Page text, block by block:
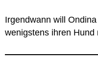
Irgendwann will
wenigstens ihren Hund